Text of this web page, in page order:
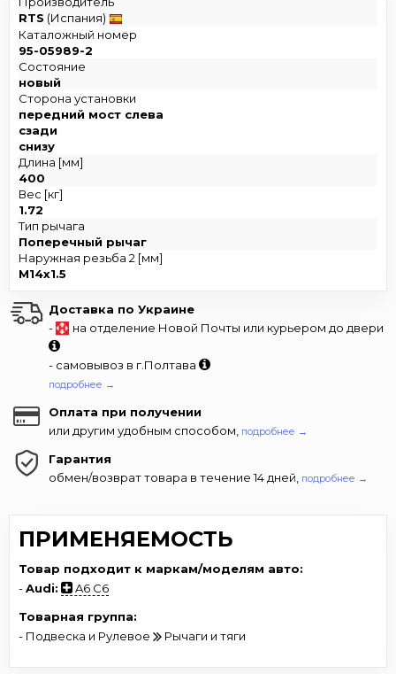
RTS (Испания)
Каталожный номер
95-05989-2
Состояние
новый
Сторона установки
передний мост слева
сзади
снизу
Длина [мм]
400
Вес [кг]
1.72
Тип рычага
Поперечный рычаг
Наружная резьба 2 [мм]
M14x1.5
Доставка по Украине
-
на отделение Новой Почты или курьером до двери
- самовывоз в г.Полтава
подробнее →
Оплата при получении
или другим удобным способом, подробнее →
Гарантия
обмен/возврат товара в течение 14 дней, подробнее →
ПРИМЕНЯЕМОСТЬ
Товар подходит к маркам/моделям авто:
-Audi:
A6 C6
Товарная группа:
- Подвеска и Рулевое
Рычаги и тяги